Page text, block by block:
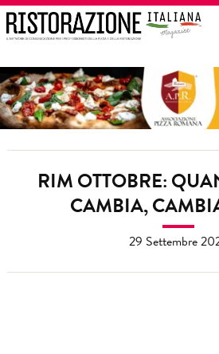
RIM OTTOBRE:
CAMBIA,
29 Settembre